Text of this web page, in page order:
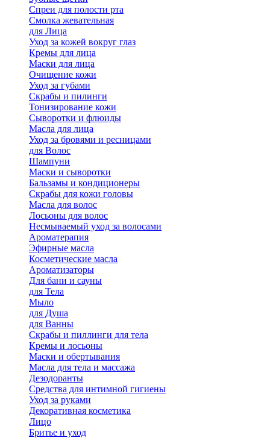
Спреи для полости рта
Смолка жевательная
для Лица
Уход за кожей вокруг глаз
Кремы для лица
Маски для лица
Очищение кожи
Уход за губами
Скрабы и пилинги
Тонизирование кожи
Сыворотки и флюиды
Масла для лица
Уход за бровями и ресницами
для Волос
Шампуни
Маски и сыворотки
Бальзамы и кондиционеры
Скрабы для кожи головы
Масла для волос
Лосьоны для волос
Несмываемый уход за волосами
Ароматерапия
Эфирные масла
Косметические масла
Ароматизаторы
Для бани и сауны
для Тела
Мыло
для Душа
для Ванны
Скрабы и пиллинги для тела
Кремы и лосьоны
Маски и обертывания
Масла для тела и массажа
Дезодоранты
Средства для интимной гигиены
Уход за руками
Декоративная косметика
Лицо
Бритье и уход